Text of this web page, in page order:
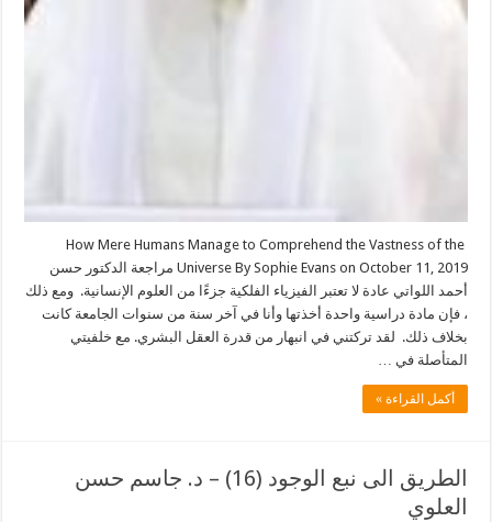
How Mere Humans Manage to Comprehend the Vastness of the
Universe By Sophie Evans on October 11, 2019 مراجعة الدكتور حسن
أحمد اللواتي عادة لا تعتبر الفيزياء الفلكية جزءًا من العلوم الإنسانية. ومع ذلك
، فإن مادة دراسية واحدة أخذتها وأنا في آخر سنة من سنوات الجامعة كانت
بخلاف ذلك. لقد تركتني في انبهار من قدرة العقل البشري. مع خلفيتي
المتأصلة في …
أكمل القراءة »
الطريق الى نبع الوجود (16) – د. جاسم حسن
العلوي